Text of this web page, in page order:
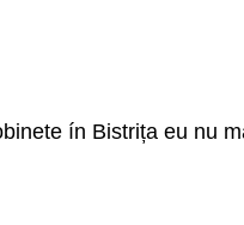
ín Bistrița eu nu